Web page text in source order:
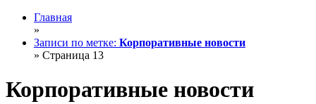
Главная
»
Записи по метке: Корпоративные новости
» Страница 13
Корпоративные новости